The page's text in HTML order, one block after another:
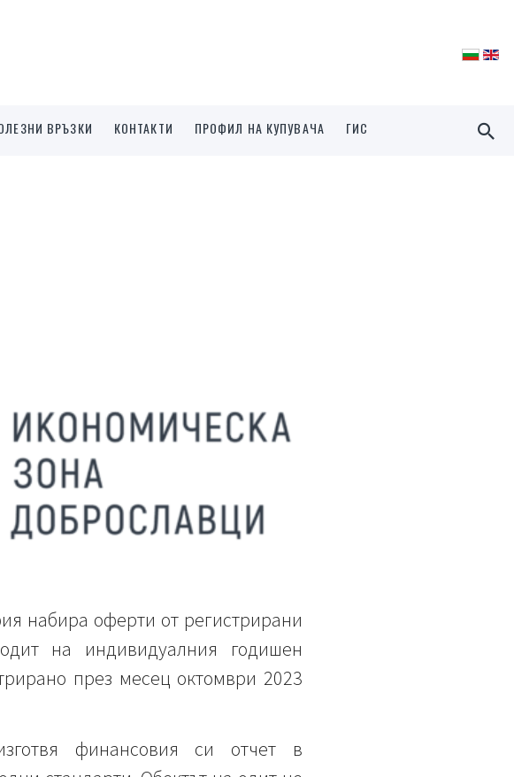
ВРЪЗКИ КОНТАКТИ ПРОФИЛ НА КУПУВАЧА ГИС
оферти от регистрирани
на индивидуалния годишен
през месец октомври 2023
финансовия си отчет в